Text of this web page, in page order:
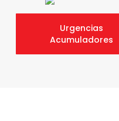
Urgencias
Acumuladores